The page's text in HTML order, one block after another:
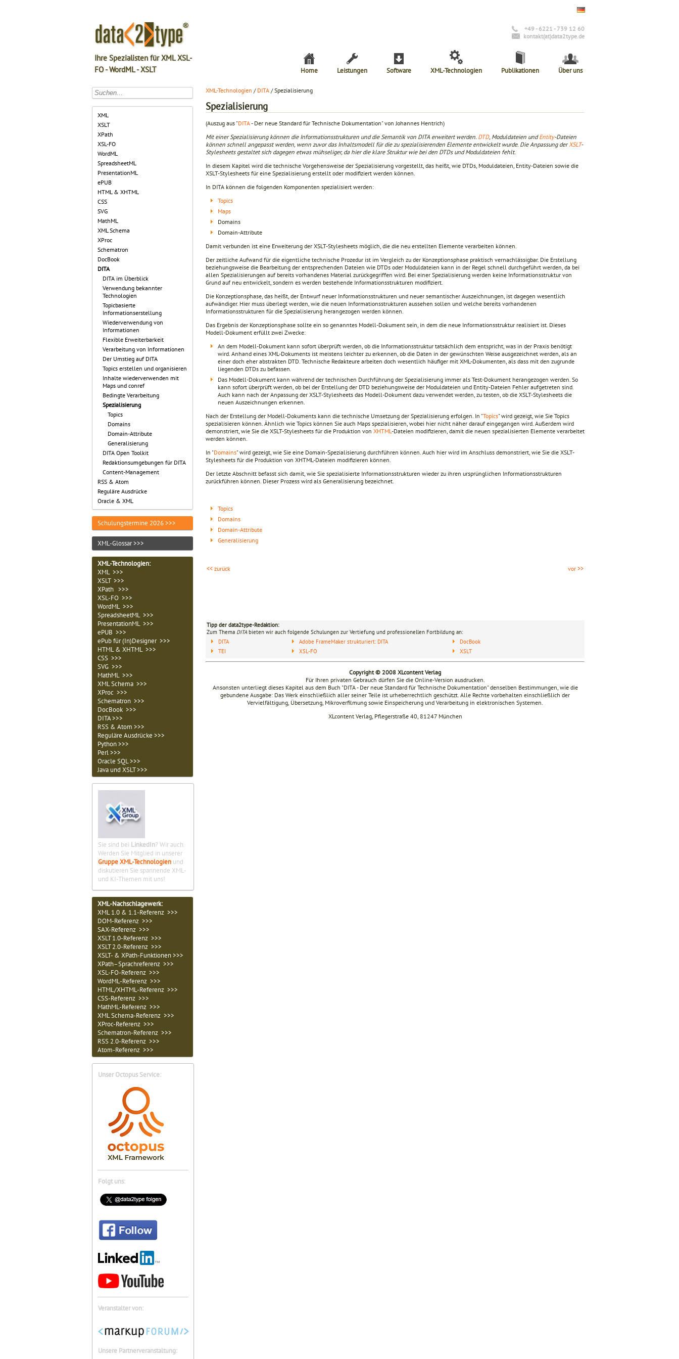
Ihre Spezialisten für XML XSL-
FO - WordML - XSLT
+49 - 6221 - 739 12 60
kontakt(at)data2type.de
Home Leistungen Software XML-Technologien Publikationen Über uns
XML
XSLT
XPath
XSL-FO
WordML
SpreadsheetML
PresentationML
ePUB
HTML & XHTML
CSS
SVG
MathML
XML Schema
XProc
Schematron
DocBook
DITA
DITA im Überblick
Verwendung bekannter
Technologien
Topicbasierte
Informationserstellung
Wiederverwendung von
Informationen
Flexible Erweiterbarkeit
Verarbeitung von Informationen
Der Umstieg auf DITA
Topics erstellen und organisieren
Inhalte wiederverwenden mit
Maps und conref
Bedingte Verarbeitung
Spezialisierung
Topics
Domains
Domain-Attribute
Generalisierung
DITA Open Toolkit
Redaktionsumgebungen für DITA
Content-Management
RSS & Atom
Reguläre Ausdrücke
Oracle & XML
Schulungstermine 2026 >>>
XML-Glossar >>>
XML-Technologien:
XML >>>
XSLT >>>
XPath >>>
XSL-FO >>>
WordML >>>
SpreadsheetML >>>
PresentationML >>>
ePUB >>>
ePub für (In)Designer >>>
HTML & XHTML >>>
CSS >>>
SVG >>>
MathML >>>
XML Schema >>>
XProc >>>
Schematron >>>
DocBook >>>
DITA >>>
RSS & Atom >>>
Reguläre Ausdrücke >>>
Python >>>
Perl >>>
Oracle SQL >>>
Java und XSLT >>>
Sie sind bei LinkedIn? Wir auch.
Werden Sie Mitglied in unserer
Gruppe XML-Technologien und
diskutieren Sie spannende XML-
und KI-Themen mit uns!
XML-Nachschlagewerk:
XML 1.0 & 1.1-Referenz >>>
DOM-Referenz >>>
SAX-Referenz >>>
XSLT 1.0-Referenz >>>
XSLT 2.0-Referenz >>>
XSLT- & XPath-Funktionen >>>
XPath–Sprachreferenz >>>
XSL-FO-Referenz >>>
WordML-Referenz >>>
HTML/XHTML-Referenz >>>
CSS-Referenz >>>
MathML-Referenz >>>
XML Schema-Referenz >>>
XProc-Referenz >>>
Schematron-Referenz >>>
RSS 2.0-Referenz >>>
Atom-Referenz >>>
Unser Octopus Service:
Folgt uns:
Veranstalter von:
Unsere Partnerveranstaltung:
XML-Technologien / DITA / Spezialisierung
Spezialisierung
(Auszug aus "DITA- Der neue Standard für Technische Dokumentation" von Johannes Hentrich)
Mit einer Spezialisierung können die Informationsstrukturen und die Semantik von DITA erweitert werden. DTD, Moduldateien undEntity-Dateien
können schnell angepasst werden, wenn zuvor das Inhaltsmodell für die zu spezialisierenden Elemente entwickelt wurde. Die Anpassung derXSLT-
Stylesheets gestaltet sich dagegen etwas mühseliger, da hier die klare Struktur wie bei den DTDs und Moduldateien fehlt.
In diesem Kapitel wird die technische Vorgehensweise der Spezialisierung vorgestellt, das heißt, wie DTDs, Moduldateien, Entity-Dateien sowie die
XSLT-Stylesheets für eine Spezialisierung erstellt oder modifiziert werden können.
In DITA können die folgenden Komponenten spezialisiert werden:
Topics
Maps
Domains
Domain-Attribute
Damit verbunden ist eine Erweiterung der XSLT-Stylesheets möglich, die die neu erstellten Elemente verarbeiten können.
Der zeitliche Aufwand für die eigentliche technische Prozedur ist im Vergleich zu der Konzeptionsphase praktisch vernachlässigbar. Die Erstellung
beziehungsweise die Bearbeitung der entsprechenden Dateien wie DTDs oder Moduldateien kann in der Regel schnell durchgeführt werden, da bei
allen Spezialisierungen auf bereits vorhandenes Material zurückgegriffen wird. Bei einer Spezialisierung werden keine Informationsstruktur von
Grund auf neu entwickelt, sondern es werden bestehende Informationsstrukturen modifiziert.
Die Konzeptionsphase, das heißt, der Entwurf neuer Informationsstrukturen und neuer semantischer Auszeichnungen, ist dagegen wesentlich
aufwändiger. Hier muss überlegt werden, wie die neuen Informationsstrukturen aussehen sollen und welche bereits vorhandenen
Informationsstrukturen für die Spezialisierung herangezogen werden können.
Das Ergebnis der Konzeptionsphase sollte ein so genanntes Modell-Dokument sein, in dem die neue Informationsstruktur realisiert ist. Dieses
Modell-Dokument erfüllt zwei Zwecke:
An dem Modell-Dokument kann sofort überprüft werden, ob die Informationsstruktur tatsächlich dem entspricht, was in der Praxis benötigt
wird. Anhand eines XML-Dokuments ist meistens leichter zu erkennen, ob die Daten in der gewünschten Weise ausgezeichnet werden, als an
einer doch eher abstrakten DTD. Technische Redakteure arbeiten doch wesentlich häufiger mit XML-Dokumenten, als dass mit den zugrunde
liegenden DTDs zu befassen.
Das Modell-Dokument kann während der technischen Durchführung der Spezialisierung immer als Test-Dokument herangezogen werden. So
kann sofort überprüft werden, ob bei der Erstellung der DTD beziehungsweise der Moduldateien und Entity-Dateien Fehler aufgetreten sind.
Auch kann nach der Anpassung der XSLT-Stylesheets das Modell-Dokument dazu verwendet werden, zu testen, ob die XSLT-Stylesheets die
neuen Auszeichnungen erkennen.
Nach der Erstellung der Modell-Dokuments kann die technische Umsetzung der Spezialisierung erfolgen. In "Topics" wird gezeigt, wie Sie Topics
spezialisieren können. Ähnlich wie Topics können Sie auch Maps spezialisieren, wobei hier nicht näher darauf eingegangen wird. Außerdem wird
demonstriert, wie Sie die XSLT-Stylesheets für die Produktion von XHTML -Dateien modifizieren, damit die neuen spezialisierten Elemente verarbeitet
werden können.
In "Domains" wird gezeigt, wie Sie eine Domain-Spezialisierung durchführen können. Auch hier wird im Anschluss demonstriert, wie Sie die XSLT-
Stylesheets für die Produktion von XHTML-Dateien modifizieren können.
Der letzte Abschnitt befasst sich damit, wie Sie spezialisierte Informationsstrukturen wieder zu ihren ursprünglichen Informationsstrukturen
zurückführen können. Dieser Prozess wird als Generalisierung bezeichnet.
Topics
Domains
Domain-Attribute
Generalisierung
<< zurück vor >>
Tipp der data2type-Redaktion:
Zum Thema DITA bieten wir auch folgende Schulungen zur Vertiefung und professionellen Fortbildung an:
DITA
TEI
Adobe FrameMaker strukturiert: DITA
XSL-FO
DocBook
XSLT
Copyright © 2008 XLcontent Verlag
Für Ihren privaten Gebrauch dürfen Sie die Online-Version ausdrucken.
Ansonsten unterliegt dieses Kapitel aus dem Buch "DITA - Der neue Standard für Technische Dokumentation" denselben Bestimmungen, wie die
gebundene Ausgabe: Das Werk einschließlich aller seiner Teile ist urheberrechtlich geschützt. Alle Rechte vorbehalten einschließlich der
Vervielfältigung, Übersetzung, Mikroverfilmung sowie Einspeicherung und Verarbeitung in elektronischen Systemen.
XLcontent Verlag, Pflegerstraße 40, 81247 München